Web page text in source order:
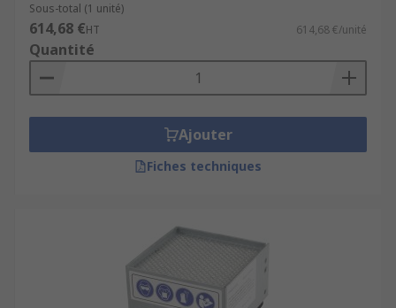
Sous-total (1 unité)
614,68 €HT 614,68 €/unité
Quantité
Ajouter
Fiches techniques